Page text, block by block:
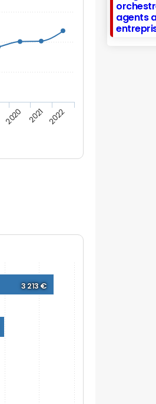
2020 2021 2022
3 213 €
agents